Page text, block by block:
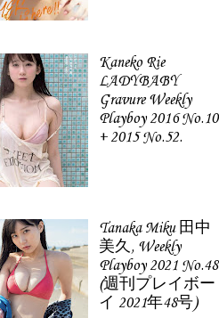
Kaneko Rie
LADYBABY
Gravure Weekly
Playboy 2016 No.10
+ 2015 No.52.
Tanaka Miku 田中
美久, Weekly
Playboy 2021 No.48
(週刊プレイボー
イ 2021年48号)